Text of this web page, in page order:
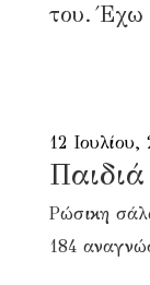
του. Έχω
12 Ιουλίου,
Ρώσικη
184